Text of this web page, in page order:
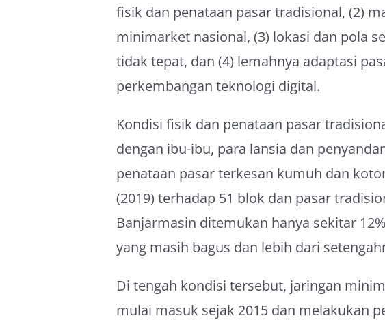
fisik dan penataan pasar tradisional, (2)
minimarket nasional, (3) lokasi dan pola
tidak tepat, dan (4) lemahnya adaptasi
perkembangan teknologi digital.
Kondisi fisik dan penataan pasar
dengan ibu-ibu, para lansia dan
penataan pasar terkesan kumuh dan
(2019) terhadap 51 blok dan pasar
Banjarmasin ditemukan hanya sekitar
yang masih bagus dan lebih dari
Di tengah kondisi tersebut, jaringan
mulai masuk sejak 2015 dan melakukan